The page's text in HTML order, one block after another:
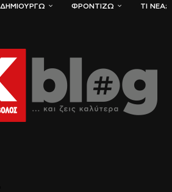
ΔΗΜΙΟΥΡΓΏ ΦΡΟΝΤΊΖΩ ΤΙ ΝΈΑ;